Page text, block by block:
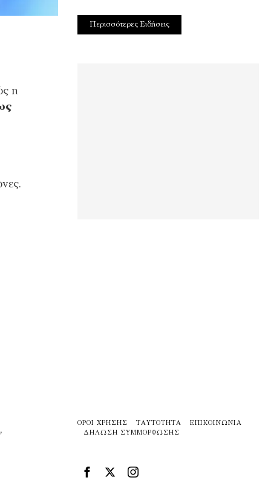
η
,
Περισσότερες Ειδήσεις
ΌΡΟΙ ΧΡΉΣΗΣ ΤΑΥΤΌΤΗΤΑ
ΕΠΙΚΟΙΝΩΝΊΑ
ΔΉΛΩΣΗ ΣΥΜΜΌΡΦΩΣΗΣ